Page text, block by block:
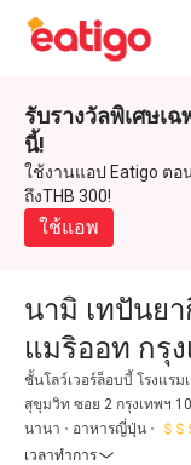
รับรางวัลพิเศษเ
นี้!
ใช้งานแอป Eatigo ต
ถึงTHB 300!
ใช้แอพ
นามิ เทปันยา
แมริออท กรุ
Steakhouse
ชั้นโลว์เวอร์ล็อบบี้ โรงแร
สุขุมวิท ซอย 2 กรุงเทพฯ
นานา
อาหารญี่ปุ่น
เวลาทำการ